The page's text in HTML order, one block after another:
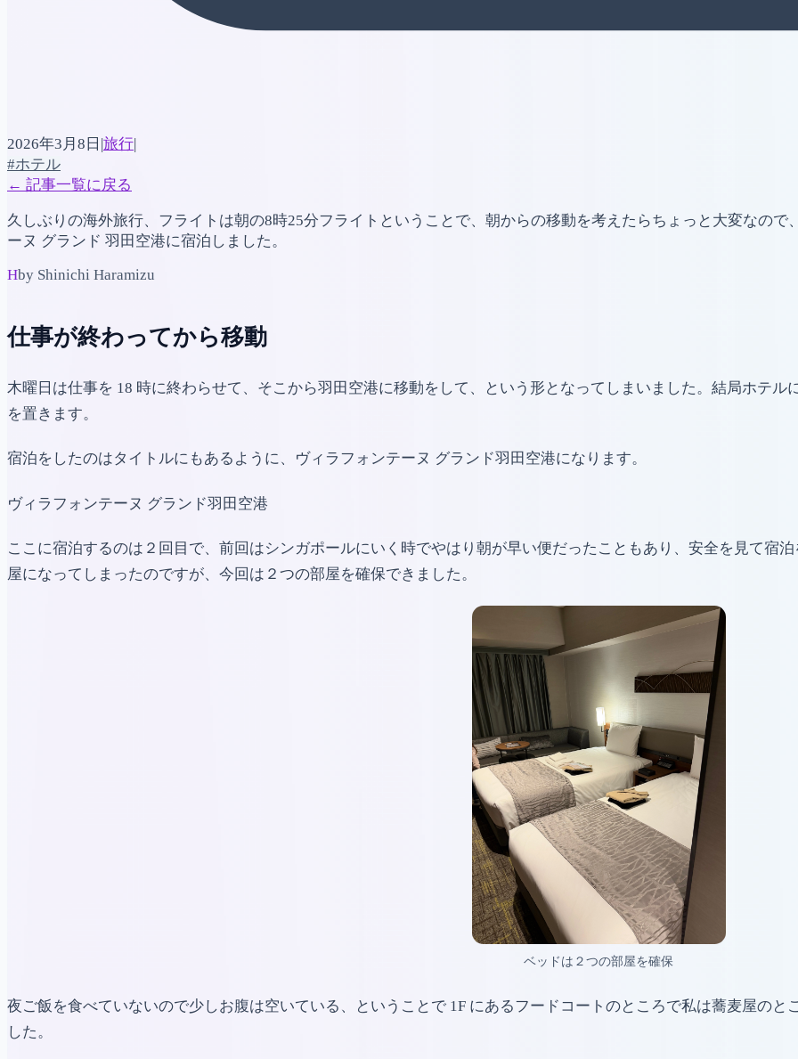
2026年3月8日 |旅行|
#ホテル
← 記事一覧に戻る
久しぶりの海外旅行、フライトは朝の8時25分フライトということで、朝からの移動を考えたらちょっと大変なの
ーヌ グランド 羽田空港に宿泊しました。
Hby Shinichi Haramizu
仕事が終わってから移動
木曜日は仕事を 18 時に終わらせて、そこから羽田空港に移動をして、という形となってしまいました。結局ホテ
を置きます。
宿泊をしたのはタイトルにもあるように、ヴィラフォンテーヌ グランド羽田空港になります。
ヴィラフォンテーヌ グランド羽田空港
ここに宿泊するのは２回目で、前回はシンガポールにいく時でやはり朝が早い便だったこともあり、安全を見て宿
屋になってしまったのですが、今回は２つの部屋を確保できました。
ベッドは２つの部屋を確保
夜ご飯を食べていないので少しお腹は空いている、ということで 1F にあるフードコートのところで私は蕎麦屋の
した。